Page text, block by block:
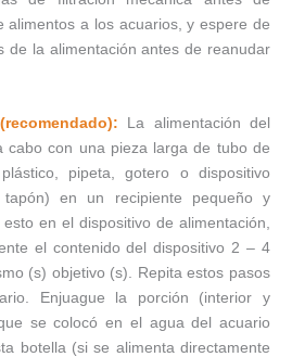
alimentos a los acuarios, y espere de
de la alimentación antes de reanudar
La alimentación del
cabo con una pieza larga de tubo de
pipeta, gotero o dispositivo
en un recipiente pequeño y
en el dispositivo de alimentación,
el contenido del dispositivo 2 – 4
(s) objetivo (s). Repita estos pasos
Enjuague la porción (interior y
se colocó en el agua del acuario
botella (si se alimenta directamente